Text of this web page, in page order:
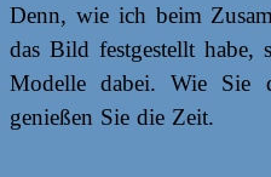
Denn, wie ich beim
das Bild festgestellt habe,
Modelle dabei. Wie Sie
genießen Sie die Zeit.